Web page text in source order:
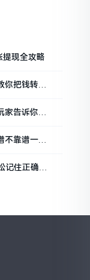
现全攻略
你把钱转进
家告诉你几
不靠谱一文
记住正确发